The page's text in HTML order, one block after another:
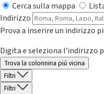
Cerca sulla mappa
Indirizzo
Prova a inserire un indirizzo
Digita e seleziona l'indirizzo
Trova la colonnina piú vicina
Filtri
Filtri